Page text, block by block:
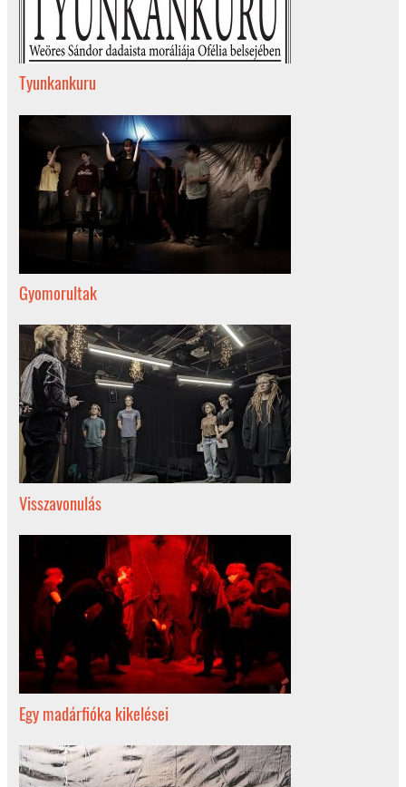
Tyunkankuru
Gyomorultak
Visszavonulás
Egy madárfióka kikelései